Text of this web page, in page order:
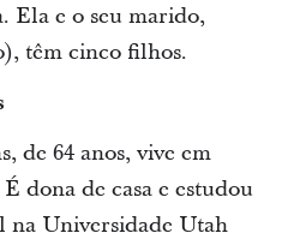
Ela e o seu marido,
têm cinco filhos.
de 64 anos, vive em
dona de casa e estudou
na Universidade Utah